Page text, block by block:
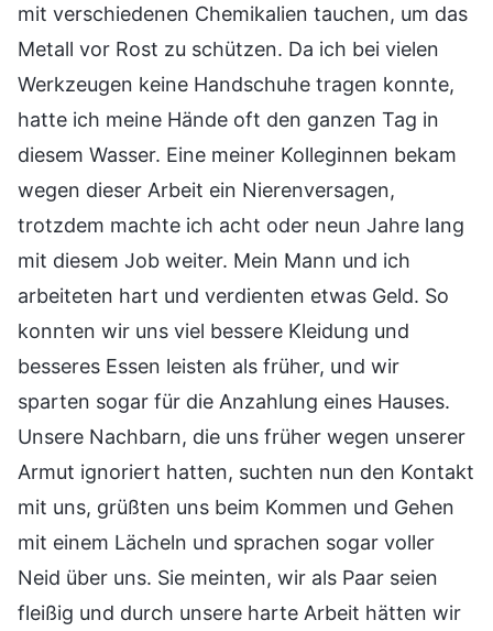
mit verschiedenen Chemikalien tauchen, um das
Metall vor Rost zu schützen. Da ich bei vielen
Werkzeugen keine Handschuhe tragen konnte,
hatte ich meine Hände oft den ganzen Tag in
diesem Wasser. Eine meiner Kolleginnen bekam
wegen dieser Arbeit ein Nierenversagen,
trotzdem machte ich acht oder neun Jahre lang
mit diesem Job weiter. Mein Mann und ich
arbeiteten hart und verdienten etwas Geld. So
konnten wir uns viel bessere Kleidung und
besseres Essen leisten als früher, und wir
sparten sogar für die Anzahlung eines Hauses.
Unsere Nachbarn, die uns früher wegen unserer
Armut ignoriert hatten, suchten nun den Kontakt
mit uns, grüßten uns beim Kommen und Gehen
mit einem Lächeln und sprachen sogar voller
Neid über uns. Sie meinten, wir als Paar seien
fleißig und durch unsere harte Arbeit hätten wir